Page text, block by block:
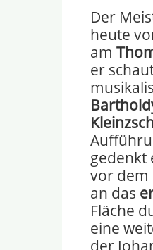
Der
heute
am
er
gedenkt
vor dem
an das
Fläche
eine
der